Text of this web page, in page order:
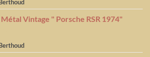
Vintage " Porsche RSR 1974"